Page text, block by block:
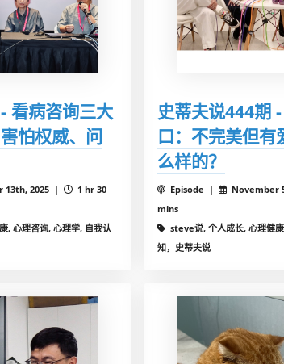
看病咨询三大
怕权威、问
13th, 2025 |
1 hr 30
, 心理咨询, 心理学, 自我认
史蒂夫说444期
口：不完美但有
么样的？
Episode | November
mins
steve说, 个人成长, 心理健
知，史蒂夫说